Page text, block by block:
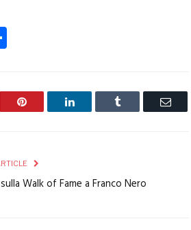
Pinterest LinkedIn Tumblr Email
Walk of Fame a Franco Nero